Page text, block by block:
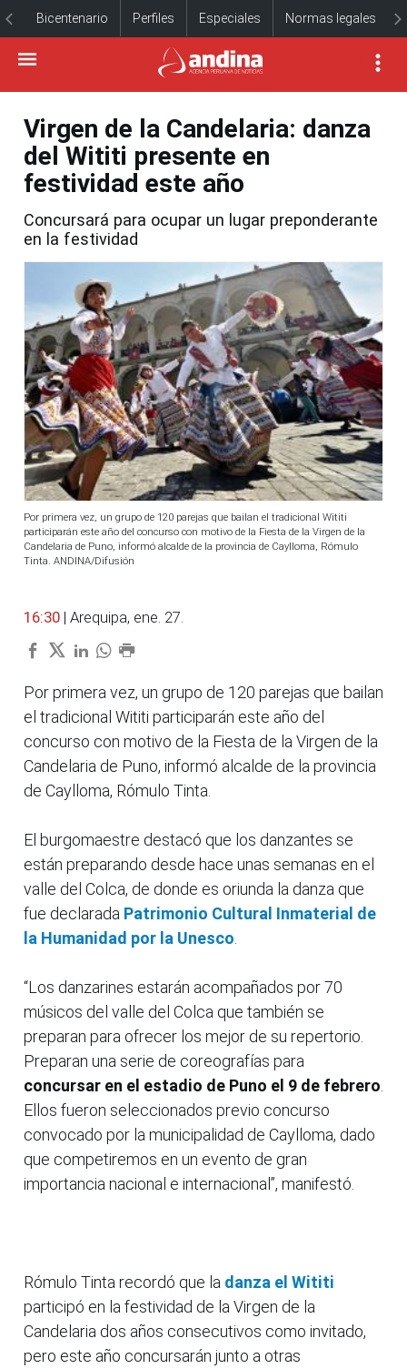
Bicentenario Perfiles Especiales Normas legales
Virgen de la Candelaria: danza
del Wititi presente en
festividad este año
Concursará para ocupar un lugar preponderante
en la festividad
Por primera vez, un grupo de 120 parejas que bailan el tradicional Wititi
participarán este año del concurso con motivo de la Fiesta de la Virgen de la
Candelaria de Puno, informó alcalde de la provincia de Caylloma, Rómulo
Tinta. ANDINA/Difusión
16:30 | Arequipa, ene. 27.
Por primera vez, un grupo de 120 parejas que bailan
el tradicional Wititi participarán este año del
concurso con motivo de la Fiesta de la Virgen de la
Candelaria de Puno, informó alcalde de la provincia
de Caylloma, Rómulo Tinta.
El burgomaestre destacó que los danzantes se
están preparando desde hace unas semanas en el
valle del Colca, de donde es oriunda la danza que
fue declarada Patrimonio Cultural Inmaterial de
la Humanidad por la Unesco
“Los danzarines estarán acompañados por 70
músicos del valle del Colca que también se
preparan para ofrecer los mejor de su repertorio.
Preparan una serie de coreografías para
concursar en el estadio de Puno el 9 de febrero
Ellos fueron seleccionados previo concurso
convocado por la municipalidad de Caylloma, dado
que competiremos en un evento de gran
importancia nacional e internacional”, manifestó.
Rómulo Tinta recordó que la danza el Wititi
participó en la festividad de la Virgen de la
Candelaria dos años consecutivos como invitado,
pero este año concursarán junto a otras